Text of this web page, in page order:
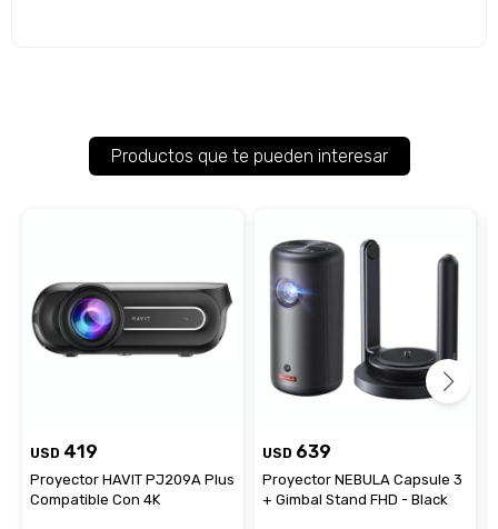
Productos que te pueden interesar
USD 419
Proyector HAVIT PJ209A Plus
Compatible Con 4K
USD 639
Proyector NEBULA Capsule 3
+ Gimbal Stand FHD - Black